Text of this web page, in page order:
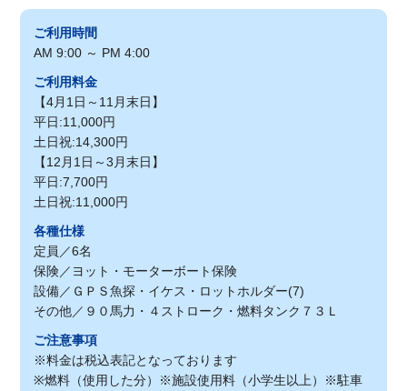
ご利用時間
AM 9:00 ～ PM 4:00
ご利用料金
【4月1日～11月末日】
平日:11,000円
土日祝:14,300円
【12月1日～3月末日】
平日:7,700円
土日祝:11,000円
各種仕様
定員／6名
保険／ヨット・モーターボート保険
設備／ＧＰＳ魚探・イケス・ロットホルダー(7)
その他／９０馬力・４ストローク・燃料タンク７３Ｌ
ご注意事項
※料金は税込表記となっております
※燃料（使用した分）※施設使用料（小学生以上）※駐車